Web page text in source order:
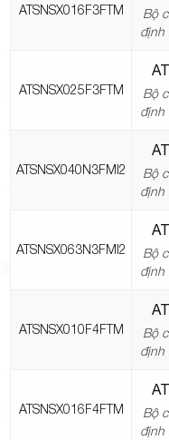
ATSNSX016F3FTM
Bộ
định
ATSNSX025F3FTM
Bộ
định
ATSNSX040N3FMI2
Bộ
định
ATSNSX063N3FMI2
Bộ
định
ATSNSX010F4FTM
Bộ
định
ATSNSX016F4FTM
Bộ
định